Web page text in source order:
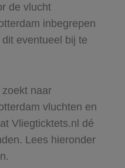
de vlucht
inbegrepen
eventueel bij te
naar
vluchten en
Vliegticktets.nl dé
Lees hieronder